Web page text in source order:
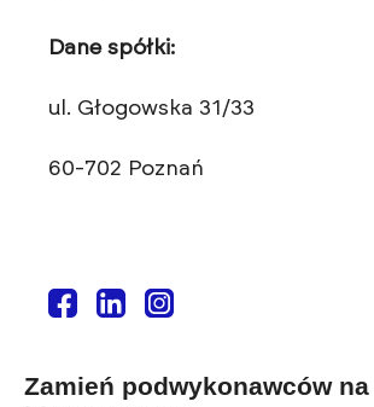
Dane spółki:
ul. Głogowska 31/33
60-702 Poznań
Zamień podwykonawców